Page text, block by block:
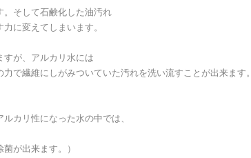
。そして石鹸化した油汚れ
に変えてしまいます。
すが、アルカリ水には
で繊維にしがみついていた汚れを洗い流すことが出来ます。
カリ性になった水の中では、
が出来ます。）